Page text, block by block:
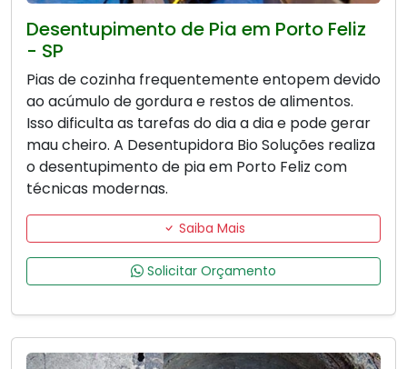
Desentupimento de Pia em Porto Feliz
- SP
Pias de cozinha frequentemente entopem devido
ao acúmulo de gordura e restos de alimentos.
Isso dificulta as tarefas do dia a dia e pode gerar
mau cheiro. A Desentupidora Bio Soluções realiza
o desentupimento de pia em Porto Feliz com
técnicas modernas.
Saiba Mais
Solicitar Orçamento